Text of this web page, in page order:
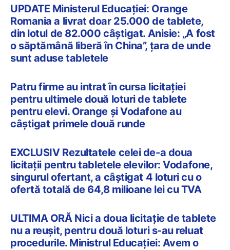
UPDATE Ministerul Educației: Orange
Romania a livrat doar 25.000 de tablete,
din lotul de 82.000 câștigat. Anisie: „A fost
o săptămână liberă în China”, țara de unde
sunt aduse tabletele
Patru firme au intrat în cursa licitației
pentru ultimele două loturi de tablete
pentru elevi. Orange și Vodafone au
câștigat primele două runde
EXCLUSIV Rezultatele celei de-a doua
licitații pentru tabletele elevilor: Vodafone,
singurul ofertant, a câștigat 4 loturi cu o
ofertă totală de 64,8 milioane lei cu TVA
ULTIMA ORĂ Nici a doua licitație de tablete
nu a reușit, pentru două loturi s-au reluat
procedurile. Ministrul Educației: Avem o